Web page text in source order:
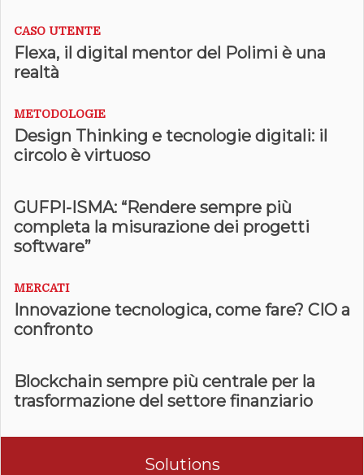
CASO UTENTE
Flexa, il digital mentor del Polimi è una
realtà
METODOLOGIE
Design Thinking e tecnologie digitali: il
circolo è virtuoso
GUFPI-ISMA: “Rendere sempre più
completa la misurazione dei progetti
software”
MERCATI
Innovazione tecnologica, come fare? CIO a
confronto
Blockchain sempre più centrale per la
trasformazione del settore finanziario
Solutions